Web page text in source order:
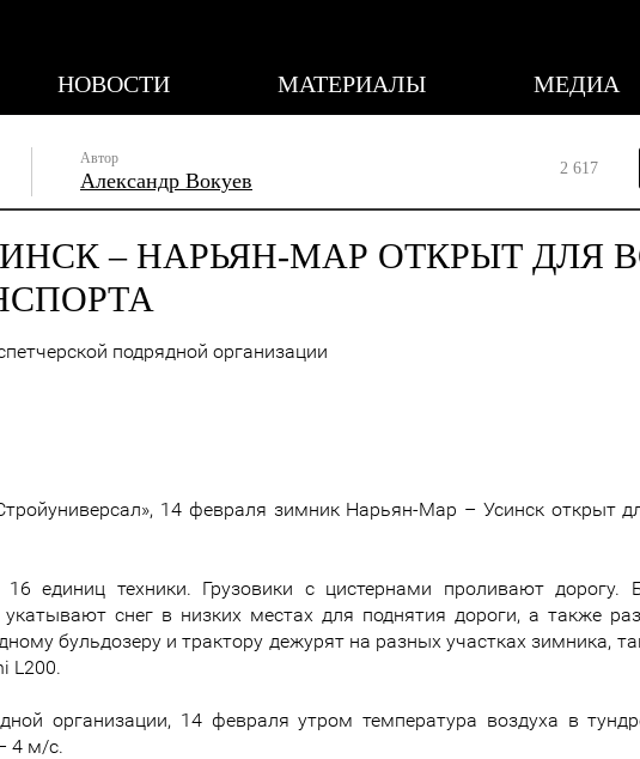
НОВОСТИ МАТЕРИАЛЫ МЕДИА
Автор
Александр Вокуев
2 617
– НАРЬЯН-МАР ОТКРЫТ ДЛЯ
подрядной организации
14 февраля зимник Нарьян-Мар – Усинск открыт
единиц техники. Грузовики с цистернами проливают дорогу.
снег в низких местах для поднятия дороги, а также
бульдозеру и трактору дежурят на разных участках зимника,
L200.
организации, 14 февраля утром температура воздуха в
4 м/c.